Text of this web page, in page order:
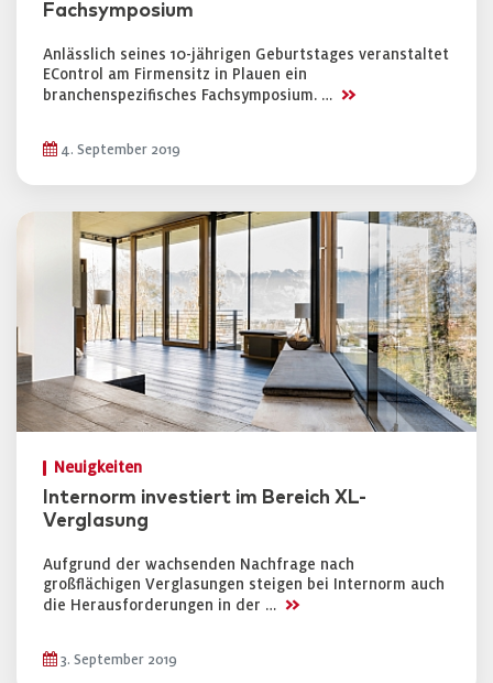
Fachsymposium
Anlässlich seines 10-jährigen Geburtstages veranstaltet
EControl am Firmensitz in Plauen ein
branchenspezifisches Fachsymposium. … >>
4. September 2019
Neuigkeiten
Internorm investiert im Bereich XL-
Verglasung
Aufgrund der wachsenden Nachfrage nach
großflächigen Verglasungen steigen bei Internorm auch
die Herausforderungen in der … >>
3. September 2019